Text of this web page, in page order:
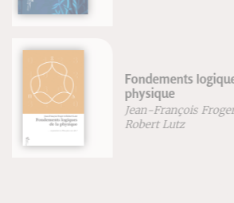
Zen simple assise
Philippe Coupey